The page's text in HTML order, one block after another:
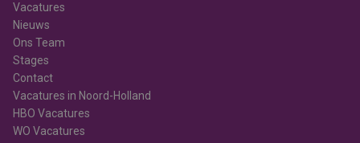
Vacatures
Nieuws
Ons Team
Stages
Contact
Vacatures in Noord-Holland
HBO Vacatures
WO Vacatures